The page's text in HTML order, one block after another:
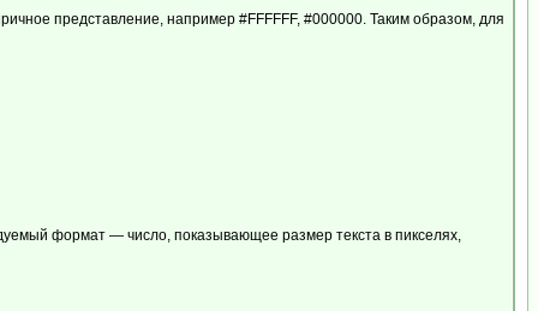
представление, например #FFFFFF, #000000. Таким образом, для
формат — число, показывающее размер текста в пикселях,